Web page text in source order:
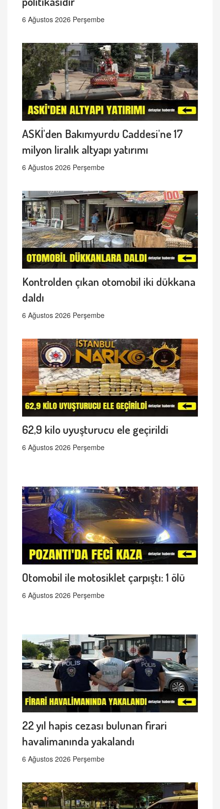
6 Ağustos 2026 Perşembe
ASKİ'den Bakımyurdu Caddesi'ne 17
milyon liralık altyapı yatırımı
6 Ağustos 2026 Perşembe
Kontrolden çıkan otomobil iki dükkana
daldı
6 Ağustos 2026 Perşembe
62,9 kilo uyuşturucu ele geçirildi
6 Ağustos 2026 Perşembe
Otomobil ile motosiklet çarpıştı: 1 ölü
6 Ağustos 2026 Perşembe
22 yıl hapis cezası bulunan firari
havalimanında yakalandı
6 Ağustos 2026 Perşembe